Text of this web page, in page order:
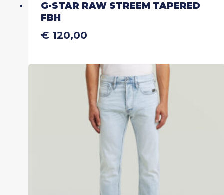
G-STAR RAW STREEM TAPERED
FBH
€120,00
meerdere
variaties.
Deze
optie
kan
gekozen
worden
op